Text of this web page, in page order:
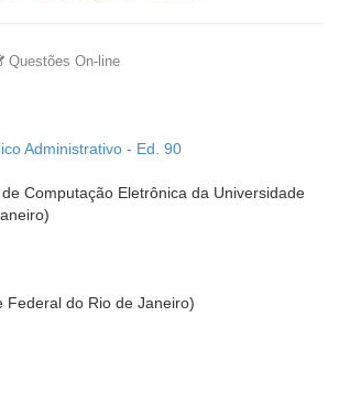
Questões On-line
Administrativo - Ed. 90
Computação Eletrônica da Universidade
Federal do Rio de Janeiro)